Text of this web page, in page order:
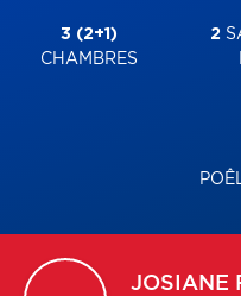
3 (2+1)
CHAMBRES
2
JOSIANE